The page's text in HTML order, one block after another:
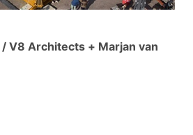
/ V8 Architects + Marjan van